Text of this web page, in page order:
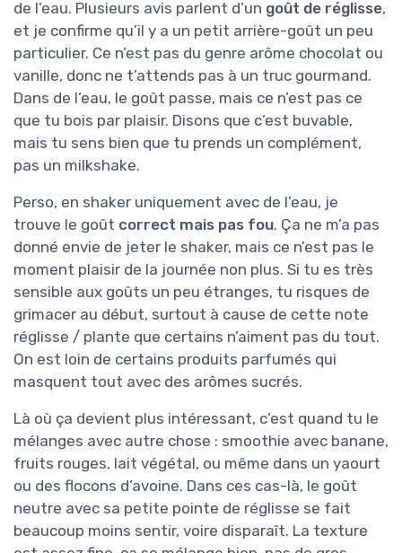
de l’eau. Plusieurs avis parlent d’un goût de réglisse,
et je confirme qu’il y a un petit arrière-goût un peu
particulier. Ce n’est pas du genre arôme chocolat ou
vanille, donc ne t’attends pas à un truc gourmand.
Dans de l’eau, le goût passe, mais ce n’est pas ce
que tu bois par plaisir. Disons que c’est buvable,
mais tu sens bien que tu prends un complément,
pas un milkshake.
Perso, en shaker uniquement avec de l’eau, je
trouve le goût correct mais pas fou. Ça ne m’a pas
donné envie de jeter le shaker, mais ce n’est pas le
moment plaisir de la journée non plus. Si tu es très
sensible aux goûts un peu étranges, tu risques de
grimacer au début, surtout à cause de cette note
réglisse / plante que certains n’aiment pas du tout.
On est loin de certains produits parfumés qui
masquent tout avec des arômes sucrés.
Là où ça devient plus intéressant, c’est quand tu le
mélanges avec autre chose : smoothie avec banane,
fruits rouges, lait végétal, ou même dans un yaourt
ou des flocons d’avoine. Dans ces cas-là, le goût
neutre avec sa petite pointe de réglisse se fait
beaucoup moins sentir, voire disparaît. La texture